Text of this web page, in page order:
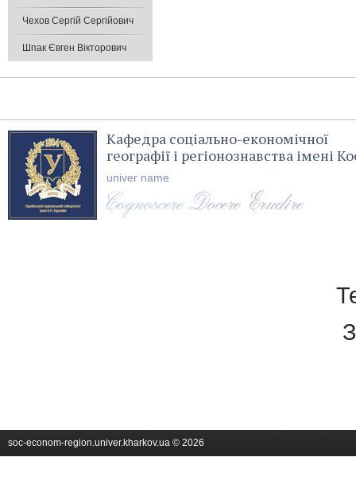
Чехов Сергій Сергійович
Шпак Євген Вікторович
Кафедра соціально-економічної
географії і регіонознавства імені
univer name
soc-econom-region.univer.kharkov.ua © 2026